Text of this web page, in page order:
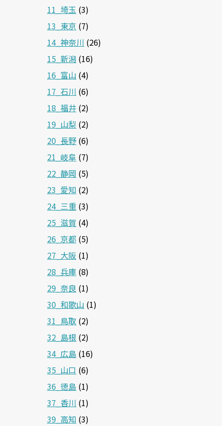
11_埼玉 (3)
13_東京 (7)
14_神奈川 (26)
15_新潟 (16)
16_富山 (4)
17_石川 (6)
18_福井 (2)
19_山梨 (2)
20_長野 (6)
21_岐阜 (7)
22_静岡 (5)
23_愛知 (2)
24_三重 (3)
25_滋賀 (4)
26_京都 (5)
27_大阪 (1)
28_兵庫 (8)
29_奈良 (1)
30_和歌山 (1)
31_鳥取 (2)
32_島根 (2)
34_広島 (16)
35_山口 (6)
36_徳島 (1)
37_香川 (1)
39_高知 (3)